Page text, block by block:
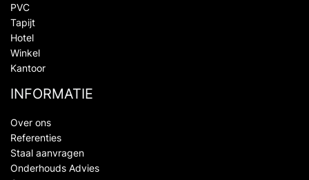
PVC
Tapijt
Hotel
Winkel
Kantoor
INFORMATIE
Over ons
Referenties
Staal aanvragen
Onderhouds Advies